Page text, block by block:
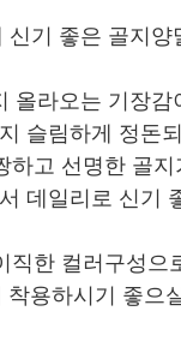
신기 좋은 골지양
올라오는 기장감
슬림하게 정돈
하고 선명한 골지
데일리로 신기
직한 컬러구성으
착용하시기 좋으